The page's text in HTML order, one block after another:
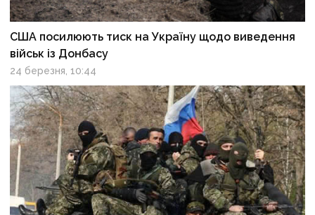
США посилюють тиск на Україну щодо виведення
військ із Донбасу
24 березня, 10:44